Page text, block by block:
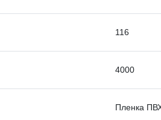
116
4000
Пленка